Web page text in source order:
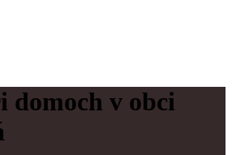
domoch v obci